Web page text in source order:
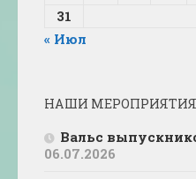
31
« Июл
НАШИ МЕРОПРИЯТИЯ
Вальс
06.07.2026